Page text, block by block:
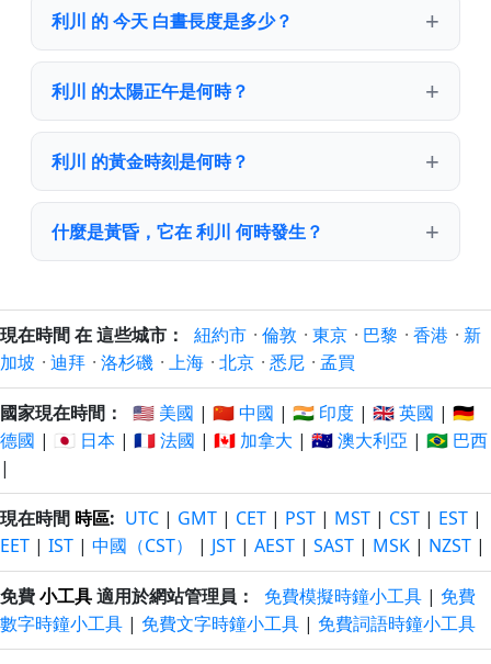
利川 的 今天 白晝長度是多少？
利川 的太陽正午是何時？
利川 的黃金時刻是何時？
什麼是黃昏，它在 利川 何時發生？
現在時間 在 這些城市： 紐約市 · 倫敦 · 東京 · 巴黎 · 香港 · 新
加坡 · 迪拜 · 洛杉磯 · 上海 · 北京 · 悉尼 · 孟買
國家現在時間： 🇺🇸 美國 | 🇨🇳 中國 | 🇮🇳 印度 | 🇬🇧 英國 | 🇩🇪
德國 | 🇯🇵 日本 | 🇫🇷 法國 | 🇨🇦 加拿大 | 🇦🇺 澳大利亞 | 🇧🇷 巴西
|
現在時間 時區: UTC | GMT | CET | PST | MST | CST | EST |
EET | IST | 中國（CST） | JST | AEST | SAST | MSK | NZST |
免費小工具適用於網站管理員： 免費模擬時鐘小工具 | 免費
數字時鐘小工具 | 免費文字時鐘小工具 | 免費詞語時鐘小工具